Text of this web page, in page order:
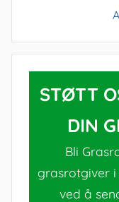
STØTT
DIN
Bli
grasrotgiver i
ved å